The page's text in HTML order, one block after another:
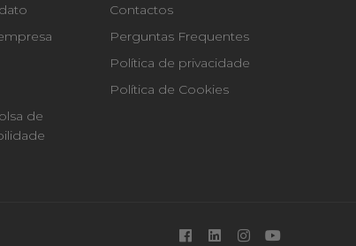
de
Contactos
Perguntas Frequentes
Política de privacidade
Política de Cookies